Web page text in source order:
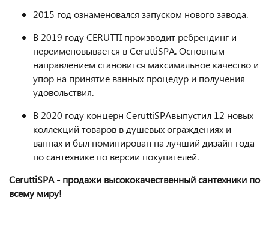
2015 год ознаменовался запуском нового завода.
В 2019 году CERUTTI производит ребрендинг и
переименовывается в CeruttiSPA. Основным
направлением становится максимальное качество и
упор на принятие ванных процедур и получения
удовольствия.
В 2020 году концерн CeruttiSPAвыпустил 12 новых
коллекций товаров в душевых ограждениях и
ваннах и был номинирован на лучший дизайн года
по сантехнике по версии покупателей.
CeruttiSPA - продажи высококачественный сантехники по
всему миру!